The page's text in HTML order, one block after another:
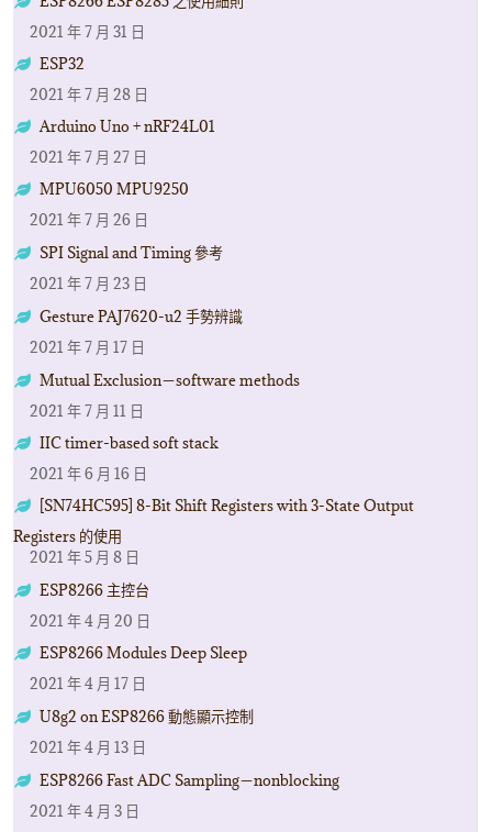
2021 年 7 月 31 日
ESP32
2021 年 7 月 28 日
Arduino Uno + nRF24L01
2021 年 7 月 27 日
MPU6050 MPU9250
2021 年 7 月 26 日
SPI Signal and Timing 參考
2021 年 7 月 23 日
Gesture PAJ7620-u2 手勢辨識
2021 年 7 月 17 日
Mutual Exclusion－software methods
2021 年 7 月 11 日
IIC timer-based soft stack
2021 年 6 月 16 日
[SN74HC595] 8-Bit Shift Registers with 3-State Output
Registers 的使用
2021 年 5 月 8 日
ESP8266 主控台
2021 年 4 月 20 日
ESP8266 Modules Deep Sleep
2021 年 4 月 17 日
U8g2 on ESP8266 動態顯示控制
2021 年 4 月 13 日
ESP8266 Fast ADC Sampling－nonblocking
2021 年 4 月 3 日